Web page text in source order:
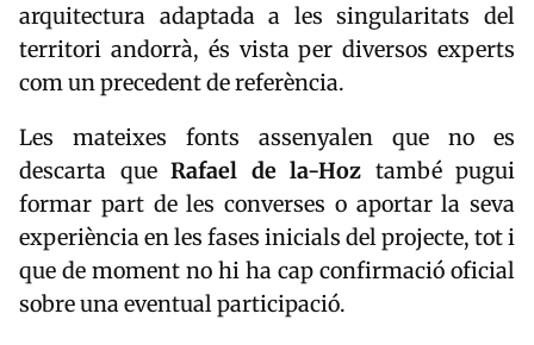
arquitectura adaptada a les singularitats del
territori andorrà, és vista per diversos experts
com un precedent de referència.
Les mateixes fonts assenyalen que no es
descarta que Rafael de la-Hoz també pugui
formar part de les converses o aportar la seva
experiència en les fases inicials del projecte, tot i
que de moment no hi ha cap confirmació oficial
sobre una eventual participació.